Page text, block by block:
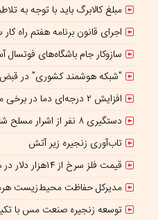
مبلغ کالابرگ باید با توجه به
اجرای قانون برنامه هفتم راه
سازوکار جام باشگاه‌های فوتسال آسیا
"شبکه هوشمند کشوری" در
افزایش ۲ درجه‌ای دما در برخی مناطق/هوای معتدل در نوار شمالی ایران
دستگیری ۸ نفر از اشرار مسلح شاخص و مرتبطین گروهک‌های تروریستی
تاب‌آوری زنجیره زیر آتش
قیمت فلز سرخ از ۱۴هزار دلار در هر تن عبور کرد
مدیرکل حفاظت محیط‌زیست هرمزگان: فولاد هرمزگان با
توسعه زنجیره صنعت مس با تکیه بر